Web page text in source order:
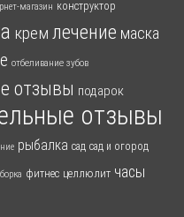
магазин конструктор
крем лечение маска
отбеливание зубов
отзывы подарок
отзывы
рыбалка сад сад и огород
фитнес целлюлит часы